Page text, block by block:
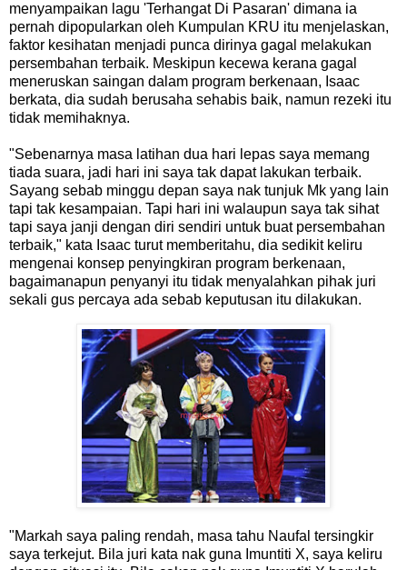
menyampaikan lagu 'Terhangat Di Pasaran' dimana ia
pernah dipopularkan oleh Kumpulan KRU itu menjelaskan,
faktor kesihatan menjadi punca dirinya gagal melakukan
persembahan terbaik. Meskipun kecewa kerana gagal
meneruskan saingan dalam program berkenaan, Isaac
berkata, dia sudah berusaha sehabis baik, namun rezeki itu
tidak memihaknya.
"Sebenarnya masa latihan dua hari lepas saya memang
tiada suara, jadi hari ini saya tak dapat lakukan terbaik.
Sayang sebab minggu depan saya nak tunjuk Mk yang lain
tapi tak kesampaian. Tapi hari ini walaupun saya tak sihat
tapi saya janji dengan diri sendiri untuk buat persembahan
terbaik," kata Isaac turut memberitahu, dia sedikit keliru
mengenai konsep penyingkiran program berkenaan,
bagaimanapun penyanyi itu tidak menyalahkan pihak juri
sekali gus percaya ada sebab keputusan itu dilakukan.
"Markah saya paling rendah, masa tahu Naufal tersingkir
saya terkejut. Bila juri kata nak guna Imuntiti X, saya keliru